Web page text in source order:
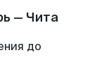
— Чита
до